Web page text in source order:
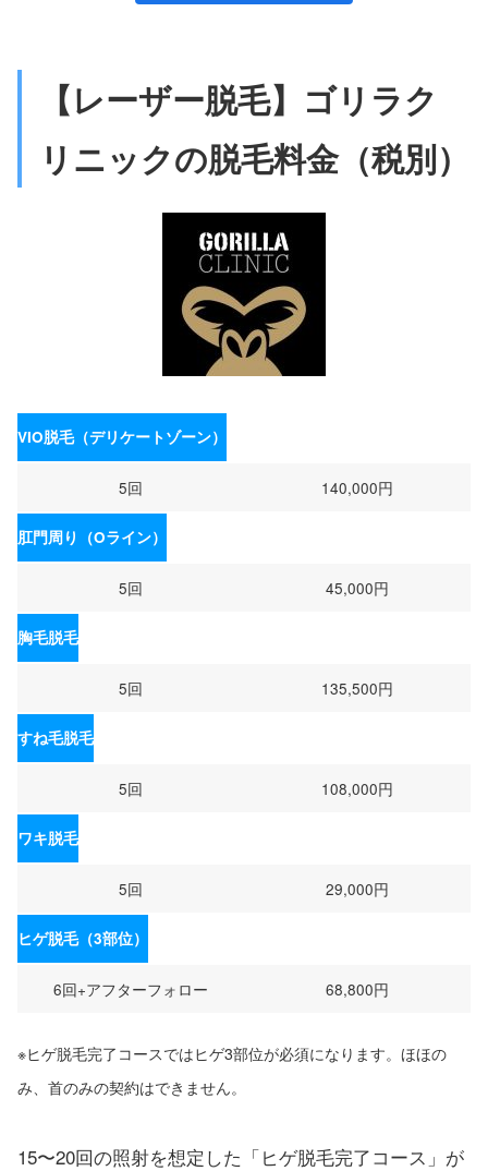
【レーザー脱毛】ゴリラク
リニックの脱毛料金（税別）
VIO脱毛（デリケートゾーン）
5回 140,000円
肛門周り（Oライン）
5回 45,000円
胸毛脱毛
5回 135,500円
すね毛脱毛
5回 108,000円
ワキ脱毛
5回 29,000円
ヒゲ脱毛（3部位）
6回+アフターフォロー 68,800円
※ヒゲ脱毛完了コースではヒゲ3部位が必須になります。ほほの
み、首のみの契約はできません。
15〜20回の照射を想定した「ヒゲ脱毛完了コース」が